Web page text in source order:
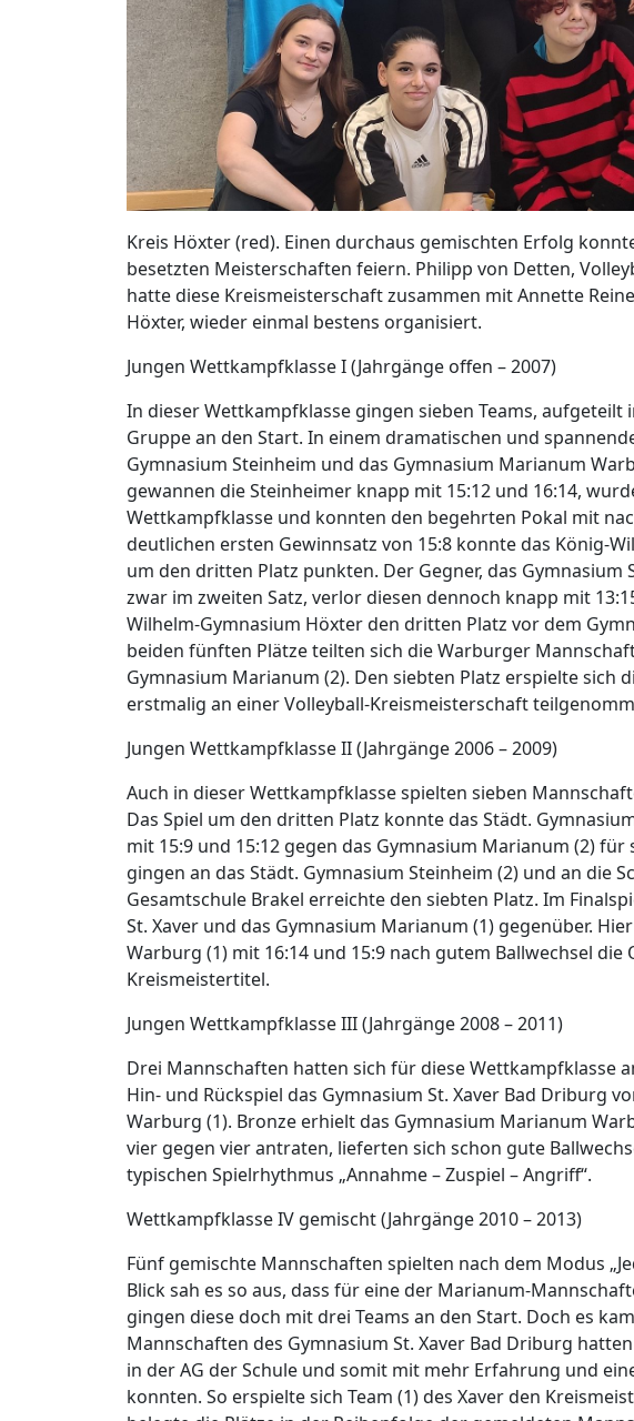
Kreis Höxter (red). Einen durchaus gemischten Erfolg
besetzten Meisterschaften feiern. Philipp von Detten,
hatte diese Kreismeisterschaft zusammen mit Annette
Höxter, wieder einmal bestens organisiert.
Jungen Wettkampfklasse I (Jahrgänge offen – 2007)
In dieser Wettkampfklasse gingen sieben Teams, aufgeteilt
Gruppe an den Start. In einem dramatischen und
Gymnasium Steinheim und das Gymnasium Marianum
gewannen die Steinheimer knapp mit 15:12 und 16:14,
Wettkampfklasse und konnten den begehrten Pokal mit
deutlichen ersten Gewinnsatz von 15:8 konnte das König-
um den dritten Platz punkten. Der Gegner, das Gymnasium
zwar im zweiten Satz, verlor diesen dennoch knapp mit
Wilhelm-Gymnasium Höxter den dritten Platz vor dem
beiden fünften Plätze teilten sich die Warburger
Gymnasium Marianum (2). Den siebten Platz erspielte sich
erstmalig an einer Volleyball-Kreismeisterschaft
Jungen Wettkampfklasse II (Jahrgänge 2006 – 2009)
Auch in dieser Wettkampfklasse spielten sieben
Das Spiel um den dritten Platz konnte das Städt.
mit 15:9 und 15:12 gegen das Gymnasium Marianum (2)
gingen an das Städt. Gymnasium Steinheim (2) und an die
Gesamtschule Brakel erreichte den siebten Platz. Im
St. Xaver und das Gymnasium Marianum (1) gegenüber.
Warburg (1) mit 16:14 und 15:9 nach gutem Ballwechsel
Kreismeistertitel.
Jungen Wettkampfklasse III (Jahrgänge 2008 – 2011)
Drei Mannschaften hatten sich für diese Wettkampfklasse
Hin- und Rückspiel das Gymnasium St. Xaver Bad Driburg
Warburg (1). Bronze erhielt das Gymnasium Marianum
vier gegen vier antraten, lieferten sich schon gute
typischen Spielrhythmus „Annahme – Zuspiel – Angriff“.
Wettkampfklasse IV gemischt (Jahrgänge 2010 – 2013)
Fünf gemischte Mannschaften spielten nach dem Modus
Blick sah es so aus, dass für eine der Marianum-
gingen diese doch mit drei Teams an den Start. Doch es
Mannschaften des Gymnasium St. Xaver Bad Driburg
in der AG der Schule und somit mit mehr Erfahrung und
konnten. So erspielte sich Team (1) des Xaver den